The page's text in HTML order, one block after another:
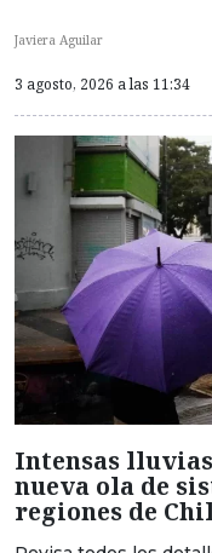
Javiera Aguilar
3 agosto, 2026 a las 11:34
Intensas
nueva ola de
regiones de